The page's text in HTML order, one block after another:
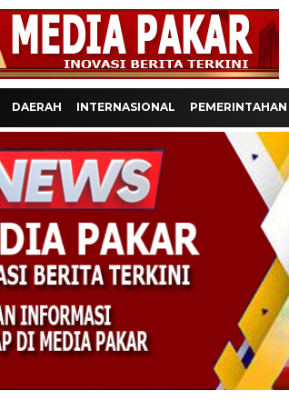
DAERAH INTERNASIONAL PEMERINTAHAN